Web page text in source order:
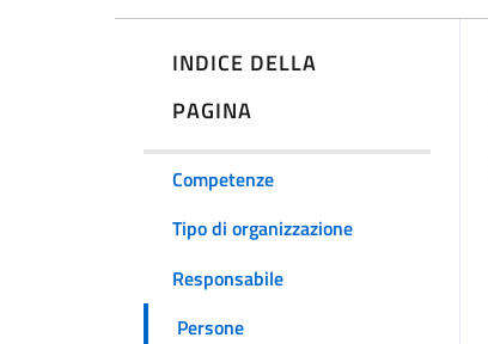
INDICE DELLA
PAGINA
Competenze
Tipo di organizzazione
Responsabile
Persone